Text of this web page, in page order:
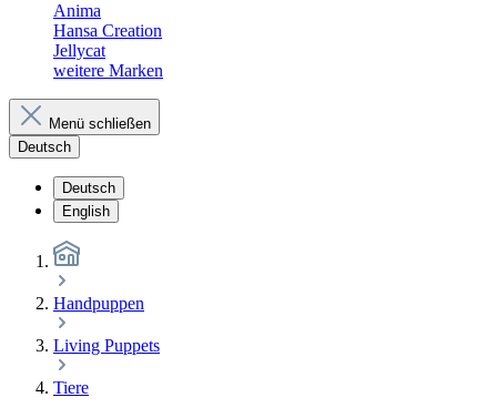
Anima
Hansa Creation
Jellycat
weitere Marken
Menü schließen
Deutsch
Deutsch
English
Handpuppen
Living Puppets
Tiere